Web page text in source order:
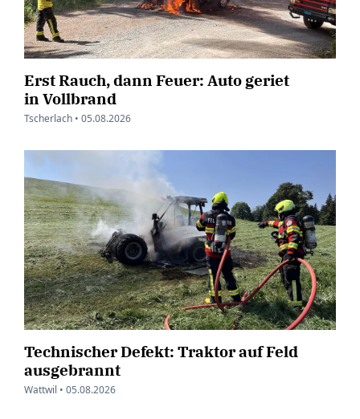
Erst Rauch, dann Feuer: Auto geriet
in Vollbrand
Tscherlach • 05.08.2026
Technischer Defekt: Traktor auf Feld
ausgebrannt
Wattwil • 05.08.2026